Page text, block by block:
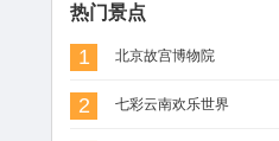
热门景点
1 北京故宫博物院
2 七彩云南欢乐世界